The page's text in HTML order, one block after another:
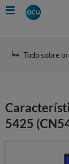
Skip
to
Todo sobre
5425